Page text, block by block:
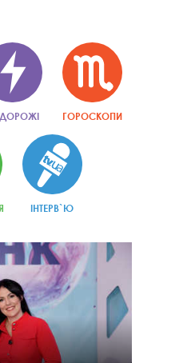
ГОРОСКОПИ
ІНТЕРВ`Ю